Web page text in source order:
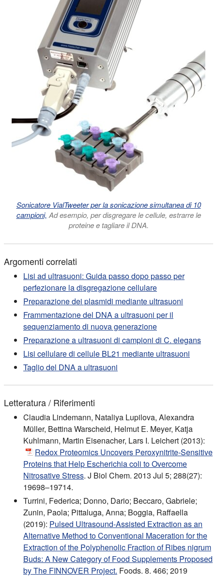
Sonicatore VialTweeter per la sonicazione simultanea di 10
campioni, Ad esempio, per disgregare le cellule, estrarre le
proteine e tagliare il DNA.
Argomenti correlati
Lisi ad ultrasuoni: Guida passo dopo passo per
perfezionare la disgregazione cellulare
Preparazione dei plasmidi mediante ultrasuoni
Frammentazione del DNA a ultrasuoni per il
sequenziamento di nuova generazione
Preparazione a ultrasuoni di campioni di C. elegans
Lisi cellulare di cellule BL21 mediante ultrasuoni
Taglio del DNA a ultrasuoni
Letteratura / Riferimenti
Claudia Lindemann, Nataliya Lupilova, Alexandra
Müller, Bettina Warscheid, Helmut E. Meyer, Katja
Kuhlmann, Martin Eisenacher, Lars I. Leichert (2013):
Redox Proteomics Uncovers Peroxynitrite-Sensitive
Proteins that Help Escherichia coli to Overcome
Nitrosative Stress. J Biol Chem. 2013 Jul 5; 288(27):
19698–19714.
Turrini, Federica; Donno, Dario; Beccaro, Gabriele;
Zunin, Paola; Pittaluga, Anna; Boggia, Raffaella
(2019): Pulsed Ultrasound-Assisted Extraction as an
Alternative Method to Conventional Maceration for the
Extraction of the Polyphenolic Fraction of Ribes nigrum
Buds: A New Category of Food Supplements Proposed
by The FINNOVER Project. Foods. 8. 466; 2019